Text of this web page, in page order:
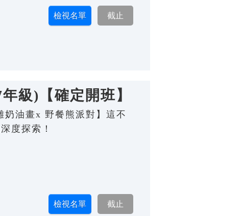
級)【確定開班】
油畫x 野餐熊派對】這不
度探索！